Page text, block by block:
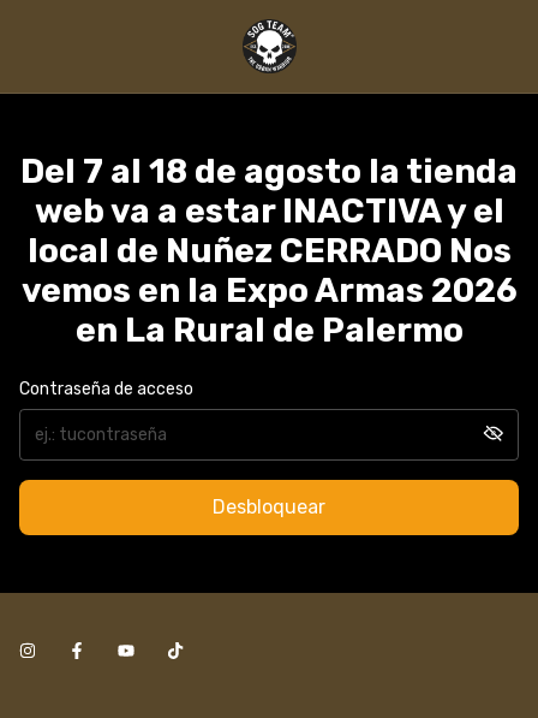
Del 7 al 18 de agosto la tienda
web va a estar INACTIVA y el
local de Nuñez CERRADO Nos
vemos en la Expo Armas 2026
en La Rural de Palermo
Contraseña de acceso
Desbloquear